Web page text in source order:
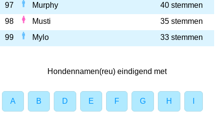
97
Murphy
40 stemmen
98
Musti
35 stemmen
99
Mylo 33 stemmen
Hondennamen(reu) eindigend met
A B D E F G H